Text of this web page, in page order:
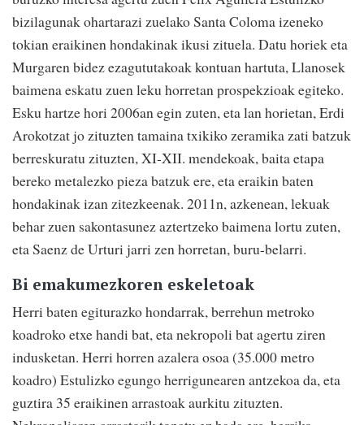
bizilagunak ohartarazi zuelako Santa Coloma izeneko
tokian eraikinen hondakinak ikusi zituela. Datu horiek eta
Murgaren bidez ezagututakoak kontuan hartuta, Llanosek
baimena eskatu zuen leku horretan prospekzioak egiteko.
Esku hartze hori 2006an egin zuten, eta lan horietan, Erdi
Arokotzat jo zituzten tamaina txikiko zeramika zati batzuk
berreskuratu zituzten, XI-XII. mendekoak, baita etapa
bereko metalezko pieza batzuk ere, eta eraikin baten
hondakinak izan zitezkeenak. 2011n, azkenean, lekuak
behar zuen sakontasunez aztertzeko baimena lortu zuten,
eta Saenz de Urturi jarri zen horretan, buru-belarri.
Bi emakumezkoren eskeletoak
Herri baten egiturazko hondarrak, berrehun metroko
koadroko etxe handi bat, eta nekropoli bat agertu ziren
indusketan. Herri horren azalera osoa (35.000 metro
koadro) Estulizko egungo herrigunearen antzekoa da, eta
guztira 35 eraikinen arrastoak aurkitu zituzten.